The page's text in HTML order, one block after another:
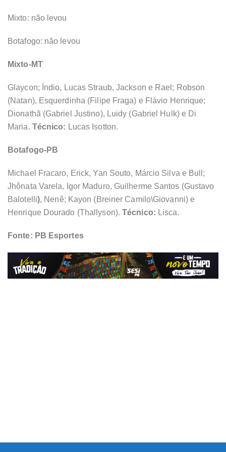
Mixto: não levou
Botafogo: não levou
Mixto-MT
Glaycon; Índio, Lucas Straub, Jackson e Rael; Robson
(Natan), Esquerdinha (Filipe Fraga) e Flávio Henrique;
Dionathã (Gabriel Justino), Luidy (Gabriel Hulk) e Di
Maria. Técnico: Lucas Isotton.
Botafogo-PB
Michael Fracaro, Erick, Yan Souto, Márcio Silva e Bull;
Jhônata Varela, Igor Maduro, Guilherme Santos (Gustavo
Balotelli), Nenê; Kayon (Breiner Camilo\Giovanni) e
Henrique Dourado (Thallyson).Técnico: Lisca.
Fonte: PB Esportes